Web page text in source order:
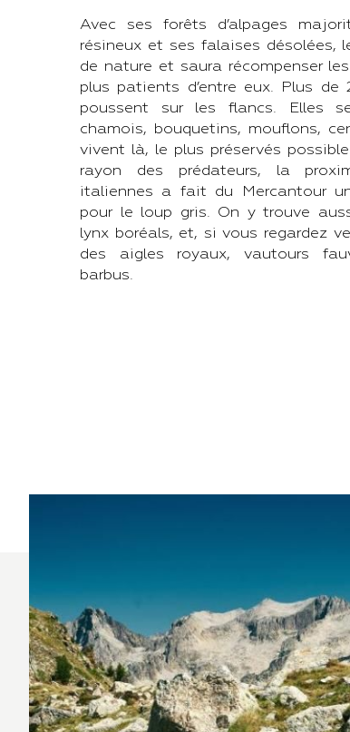
Avec ses forêts d’alpages
résineux et ses falaises désolées,
de nature et saura récompenser
plus patients d’entre eux. Plus
poussent sur les flancs. Elles
chamois, bouquetins, mouflons,
vivent là, le plus préservés
rayon des prédateurs, la
italiennes a fait du Mercantour
pour le loup gris. On y trouve
lynx boréals, et, si vous regardez
des aigles royaux, vautours
barbus.